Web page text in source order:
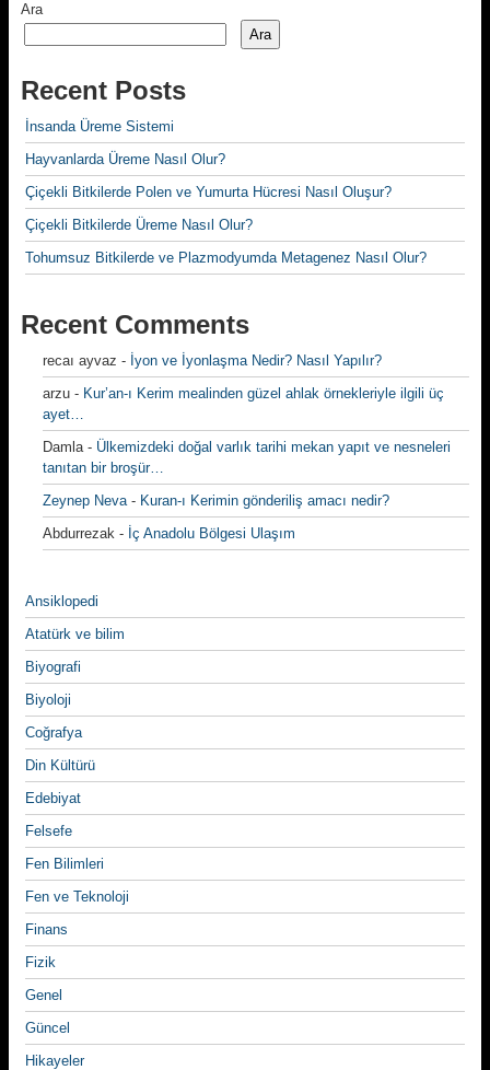
Ara
Ara
Recent Posts
İnsanda Üreme Sistemi
Hayvanlarda Üreme Nasıl Olur?
Çiçekli Bitkilerde Polen ve Yumurta Hücresi Nasıl Oluşur?
Çiçekli Bitkilerde Üreme Nasıl Olur?
Tohumsuz Bitkilerde ve Plazmodyumda Metagenez Nasıl Olur?
Recent Comments
recaı ayvaz - İyon ve İyonlaşma Nedir? Nasıl Yapılır?
arzu - Kur’an-ı Kerim mealinden güzel ahlak örnekleriyle ilgili üç
ayet…
Damla- Ülkemizdeki doğal varlık tarihi mekan yapıt ve nesneleri
tanıtan bir broşür…
Zeynep Neva- Kuran-ı Kerimin gönderiliş amacı nedir?
Abdurrezak - İç Anadolu Bölgesi Ulaşım
Ansiklopedi
Atatürk ve bilim
Biyografi
Biyoloji
Coğrafya
Din Kültürü
Edebiyat
Felsefe
Fen Bilimleri
Fen ve Teknoloji
Finans
Fizik
Genel
Güncel
Hikayeler